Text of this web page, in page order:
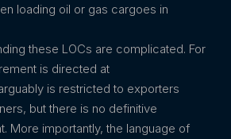
loading oil or gas cargoes in
these LOCs are complicated. For
is directed at
is restricted to exporters
but there is no definitive
More importantly, the language of